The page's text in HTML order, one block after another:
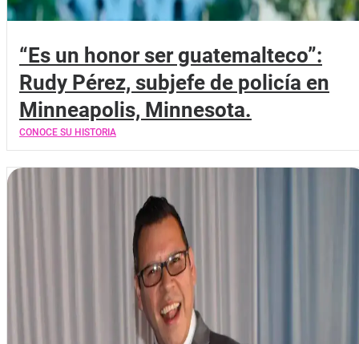
“Es un honor ser guatemalteco”:
Rudy Pérez, subjefe de policía en
Minneapolis, Minnesota.
CONOCE SU HISTORIA